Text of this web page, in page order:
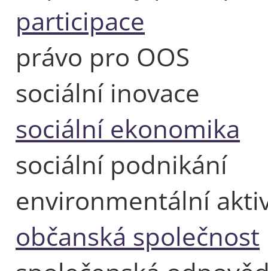
participace
právo pro OOS
sociální inovace
sociální ekonomika
sociální podnikání
environmentální
občanská společnost